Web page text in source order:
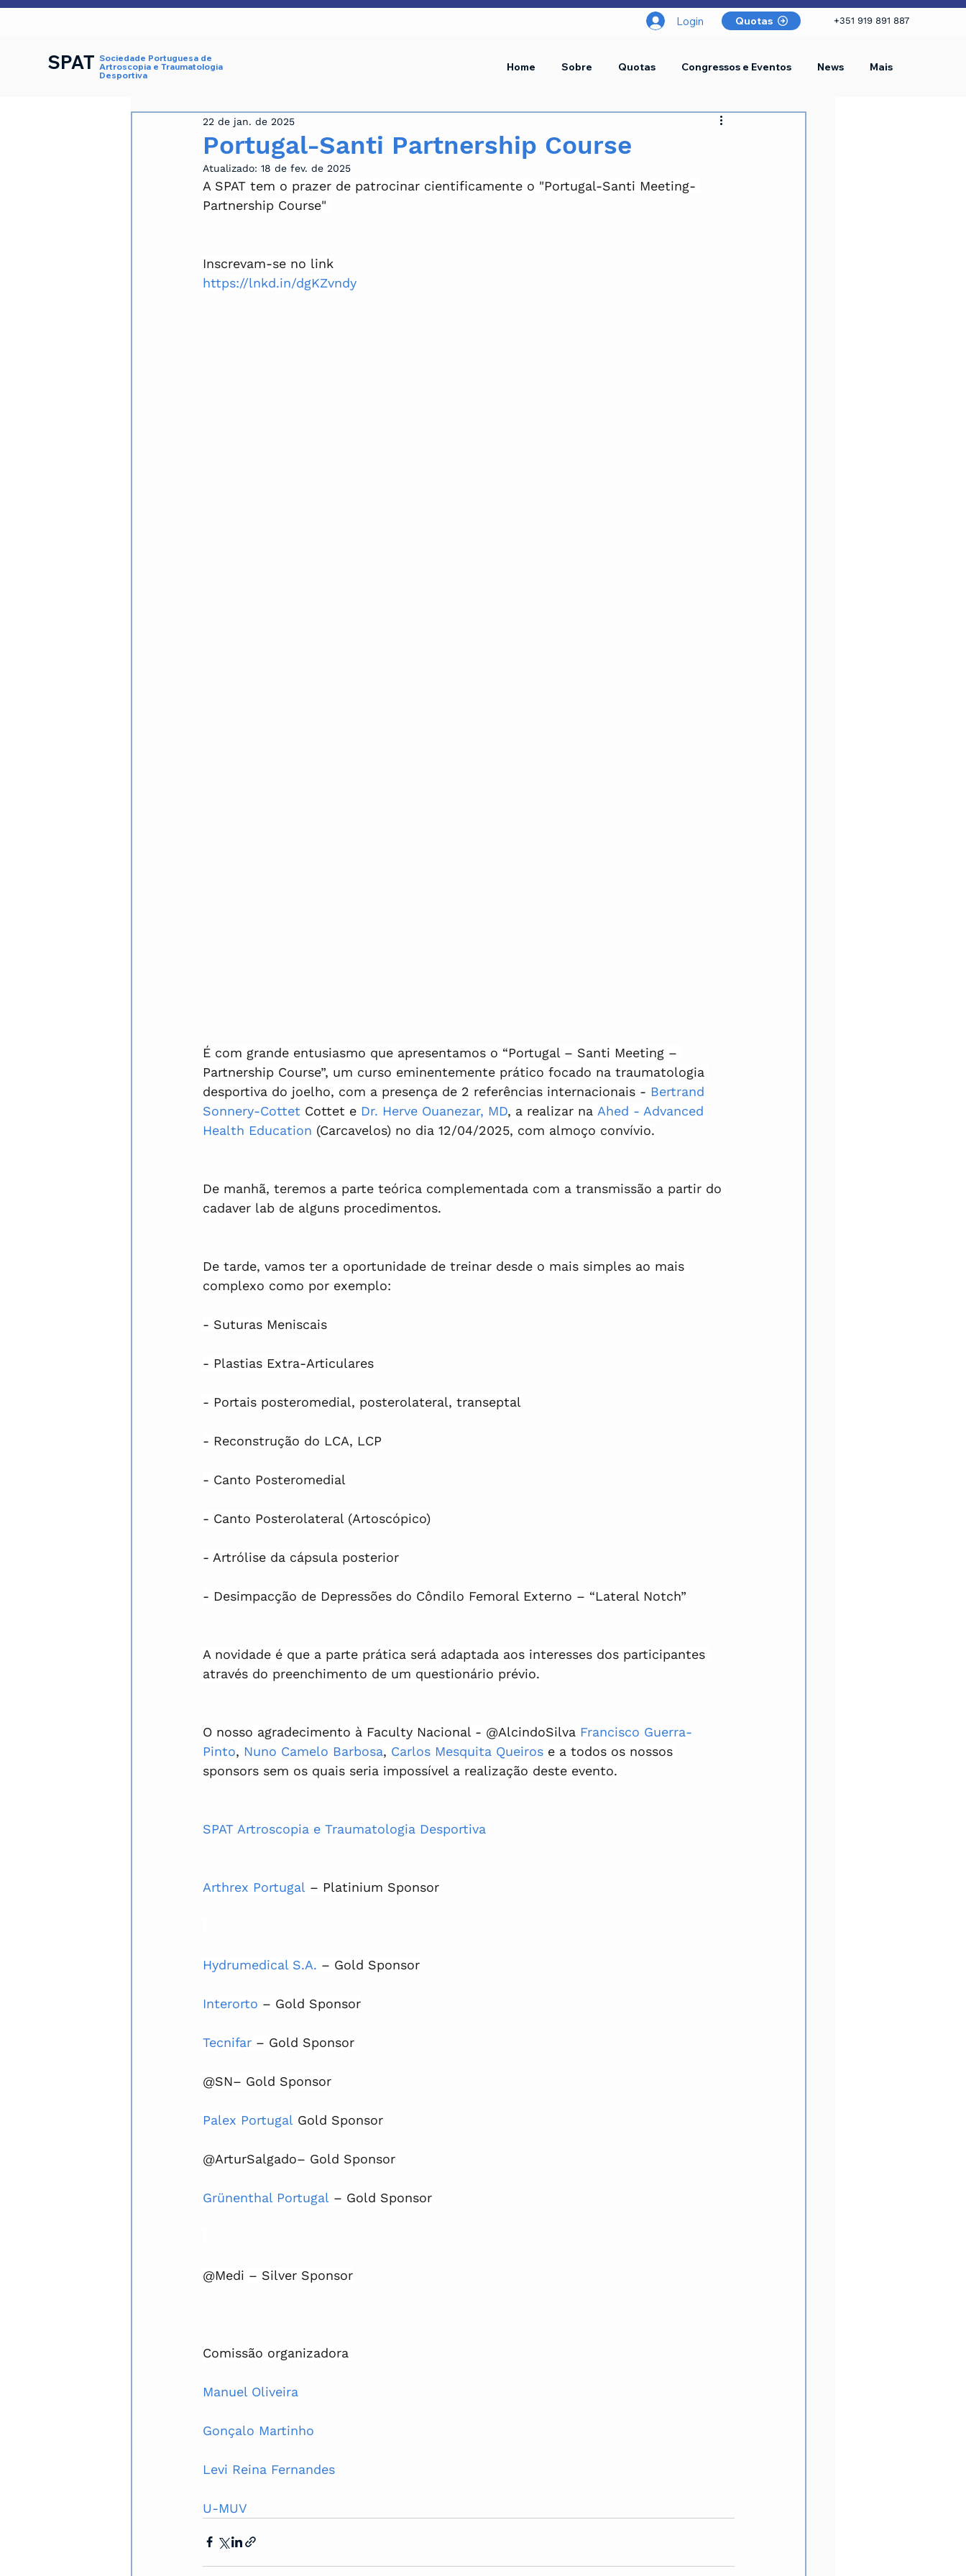
Login Quotas +351 919 891 887
SPAT Sociedade Portuguesa de
Artroscopia e Traumatologia
Desportiva
Home Sobre Quotas Congressos e Eventos News Mais
Portugal-Santi Partnership Course
22 de jan. de 2025
Atualizado: 18 de fev. de 2025
A SPAT tem o prazer de patrocinar cientificamente o "Portugal-Santi Meeting-
Partnership Course"
Inscrevam-se no link
https://lnkd.in/dgKZvndy
É com grande entusiasmo que apresentamos o “Portugal – Santi Meeting –
Partnership Course”, um curso eminentemente prático focado na traumatologia
desportiva do joelho, com a presença de 2 referências internacionais - Bertrand
Sonnery-Cottet Cottet e Dr. Herve Ouanezar, MD, a realizar na Ahed - Advanced
Health Education (Carcavelos) no dia 12/04/2025, com almoço convívio.
De manhã, teremos a parte teórica complementada com a transmissão a partir do
cadaver lab de alguns procedimentos.
De tarde, vamos ter a oportunidade de treinar desde o mais simples ao mais
complexo como por exemplo:
- Suturas Meniscais
- Plastias Extra-Articulares
- Portais posteromedial, posterolateral, transeptal
- Reconstrução do LCA, LCP
- Canto Posteromedial
- Canto Posterolateral (Artoscópico)
- Artrólise da cápsula posterior
- Desimpacção de Depressões do Côndilo Femoral Externo – “Lateral Notch”
A novidade é que a parte prática será adaptada aos interesses dos participantes
através do preenchimento de um questionário prévio.
O nosso agradecimento à Faculty Nacional - @AlcindoSilva Francisco Guerra-
Pinto, Nuno Camelo Barbosa, Carlos Mesquita Queiros e a todos os nossos
sponsors sem os quais seria impossível a realização deste evento.
SPAT Artroscopia e Traumatologia Desportiva
Arthrex Portugal – Platinium Sponsor
Hydrumedical S.A. – Gold Sponsor
Interorto – Gold Sponsor
Tecnifar – Gold Sponsor
@SN– Gold Sponsor
Palex Portugal Gold Sponsor
@ArturSalgado– Gold Sponsor
Grünenthal Portugal – Gold Sponsor
@Medi – Silver Sponsor
Comissão organizadora
Manuel Oliveira
Gonçalo Martinho
Levi Reina Fernandes
U-MUV